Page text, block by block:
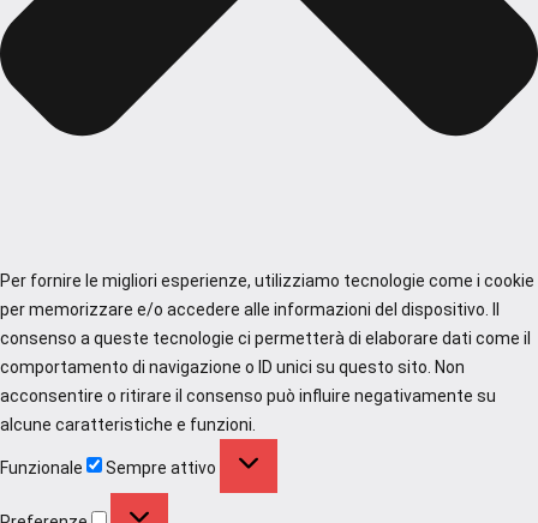
Per fornire le migliori esperienze, utilizziamo tecnologie come i cookie
per memorizzare e/o accedere alle informazioni del dispositivo. Il
consenso a queste tecnologie ci permetterà di elaborare dati come il
comportamento di navigazione o ID unici su questo sito. Non
acconsentire o ritirare il consenso può influire negativamente su
alcune caratteristiche e funzioni.
Funzionale Sempre attivo